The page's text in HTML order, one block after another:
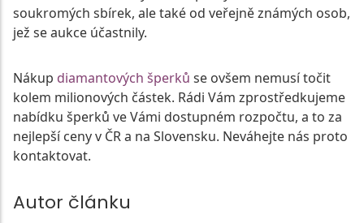
soukromých sbírek, ale také od veřejně známých osob,
jež se aukce účastnily.
Nákup diamantových šperků se ovšem nemusí točit
kolem milionových částek. Rádi Vám zprostředkujeme
nabídku šperků ve Vámi dostupném rozpočtu, a to za
nejlepší ceny v ČR a na Slovensku. Neváhejte nás proto
kontaktovat.
Autor článku